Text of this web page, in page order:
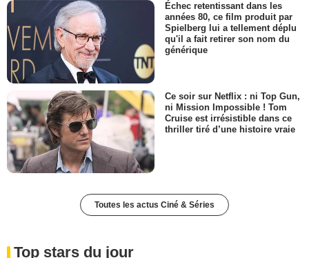
Échec retentissant dans les
années 80, ce film produit par
Spielberg lui a tellement déplu
qu'il a fait retirer son nom du
générique
Ce soir sur Netflix : ni Top Gun,
ni Mission Impossible ! Tom
Cruise est irrésistible dans ce
thriller tiré d’une histoire vraie
Toutes les actus Ciné & Séries
Top stars du jour